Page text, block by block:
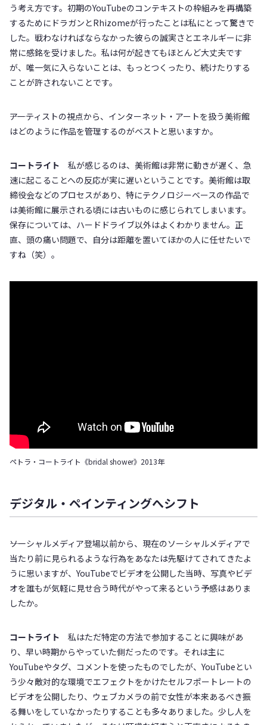
う考え方です。初期のYouTubeのコンテキストの枠組みを再構築
するためにドラガンとRhizomeが行ったことは私にとって驚きで
した。戦わなければならなかった彼らの誠実さとエネルギーに非
常に感銘を受けました。私は何が起きてもほとんど大丈夫です
が、唯一気に入らないことは、もっとつくったり、続けたりする
ことが許されないことです。
――アーティストの視点から、インターネット・アートを扱う美術館
はどのように作品を管理するのがベストと思いますか。
コートライト 私が感じるのは、美術館は非常に動きが遅く、急
速に起こることへの反応が実に遅いということです。美術館は取
締役会などのプロセスがあり、特にテクノロジーベースの作品で
は美術館に展示される頃には古いものに感じられてしまいます。
保存については、ハードドライブ以外はよくわかりません。正
直、頭の痛い問題で、自分は距離を置いてほかの人に任せたいで
すね（笑）。
ペトラ・コートライト《bridal shower》2013年
デジタル・ペインティングへシフト
――ソーシャルメディア登場以前から、現在のソーシャルメディアで
当たり前に見られるような行為をあなたは先駆けてされてきたよ
うに思いますが、YouTubeでビデオを公開した当時、写真やビデ
オを誰もが気軽に見せ合う時代がやって来るという予感はありま
したか。
コートライト 私はただ特定の方法で参加することに興味があ
り、早い時期からやっていた側だったのです。それは主に
YouTubeやタグ、コメントを使ったものでしたが、YouTubeとい
う少々敵対的な環境でエフェクトをかけたセルフポートレートの
ビデオを公開したり、ウェブカメラの前で女性が本来あるべき振
る舞いをしていなかったりすることも多々ありました。少し人を